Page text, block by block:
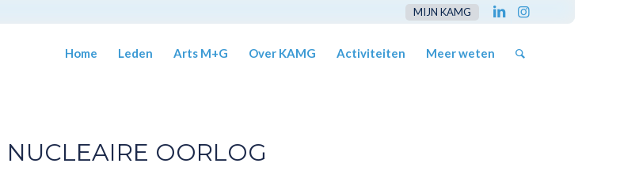
MIJN KAMG
Home Leden Arts M+G Over KAMG Activiteiten Meer weten
NUCLEAIRE OORLOG